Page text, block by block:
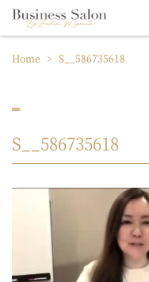
Home > S__586735618
S__586735618